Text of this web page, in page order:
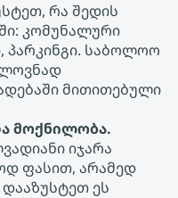
რა შედის
კომუნალური
პარკინგი. საბოლოო
მითითებული
მოქნილობა.
იჯარა
ფასით, არამედ
ეს